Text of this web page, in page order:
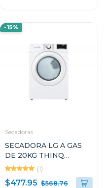
-15%
Secadoras
SECADORA LG A GAS
DE 20KG THINQ
DF20WV2W SMART
DIAGNOSIS
(1)
$477.95 $568.76